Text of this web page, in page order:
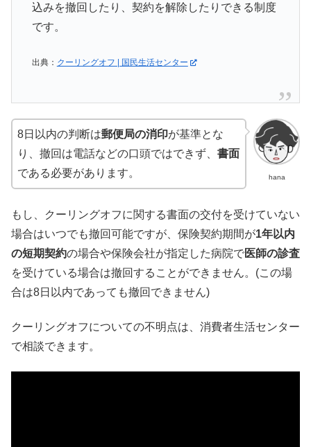
込みを撤回したり、契約を解除したりできる制度
です。
出典： クーリングオフ | 国民生活センター
hana
8日以内の判断は郵便局の消印が基準とな
り、撤回は電話などの口頭ではできず、 書面
である必要があります。
もし、クーリングオフに関する書面の交付を受けていない
場合はいつでも撤回可能ですが、保険契約期間が1年以内
の短期契約の場合や保険会社が指定した病院で医師の診査
を受けている場合は撤回することができません。(この場
合は8日以内であっても撤回できません)
クーリングオフについての不明点は、消費者生活センター
で相談できます。